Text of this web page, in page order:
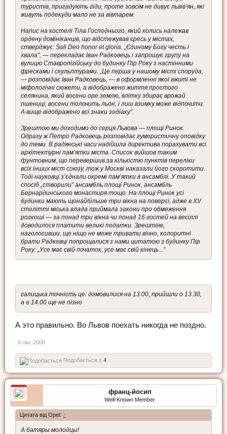
туристів, пригадують гіди, проте зовсім не дивує львів’ян, які
живуть подекуди мало не за вівтарем.
Напис на костелі Тіла Господнього, який колись належав
ордену домініканців, що відстежував єресь у містах,
стверджує: Soli Deo honor et gloria. „Єдиному Богу честь і
хвала”, — перекладає Іван Радковець і запрошує групу на
вулицю Ставропігійську до будинку Пір Року з настінними
фресками і скульптурами. „Це перша у нашому місті споруда,
— розповідає Іван Радковець, — в оформленні якої вжиті не
міфологічні сюжети, а відображено життя простого
селянина, який восени оре землю, влітку збирає врожай
пшениці, восени толочить льон, і лиш взимку може відпочити.
А вище відображено всі знаки зодіаку”.
Зрештою ми доходимо до серця Львова — площі Ринок.
Одразу ж Петро Радковець розповідає гумористичну оповідку
до теми. В радянські часи надійшла директива порахувати всі
архітектурні пам’ятки міста. Список вийшов таким
ґрунтовним, що перевершив за кількістю пунктів переліки
всіх інших міст союзу, тож у Москві наказали його скоротити.
Тоді науковці з’єднали окремі пам’ятки в ансамблі. У такий
спосіб „створили” ансамбль площі Ринок, ансамбль
Бернардинського монастиря тощо. На площі Ринок усі
будинки мають щонайбільше три вікна на поверсі, адже в XV
столітті міська влада приймала закони про обмеження
розкоші — за понад три вікна чи понад 16 гостей на весіллі
доводилося платити великі податки. Зрештою,
наголосивши, що ніщо не може тривати вічно, колоритні
брати Радковці попрощалися з нами цитатою з будинку Пір
Року: „Усе має свій початок, усе має свій кінець...”
галицька точність це: домовилися на 13.00, прийшли о 13.30,
а о 14.00 ще не пізно
А это правильно. Во Львов поехать никогда не поздно.
6 лис 2008
Подобається x 4
франц-йосип
Well-Known Member
Цитата від Opel: ↑
А батяры молодцы!